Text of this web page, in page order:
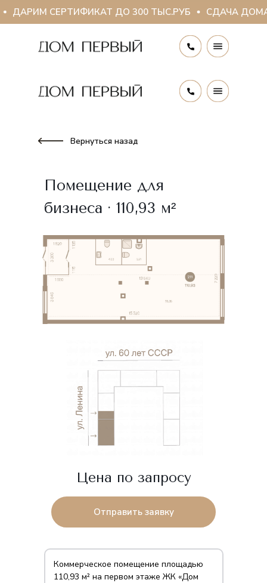
ДАРИМ СЕРТИФИКАТ ДО 300 ТЫС.РУБ СДАЧА ДОМА
Вернуться назад
Отправить заявку
Цена по запросу
Помещение для
бизнеса · 110,93 м²
Коммерческое помещение площадью
110,93 м² на первом этаже ЖК «Дом